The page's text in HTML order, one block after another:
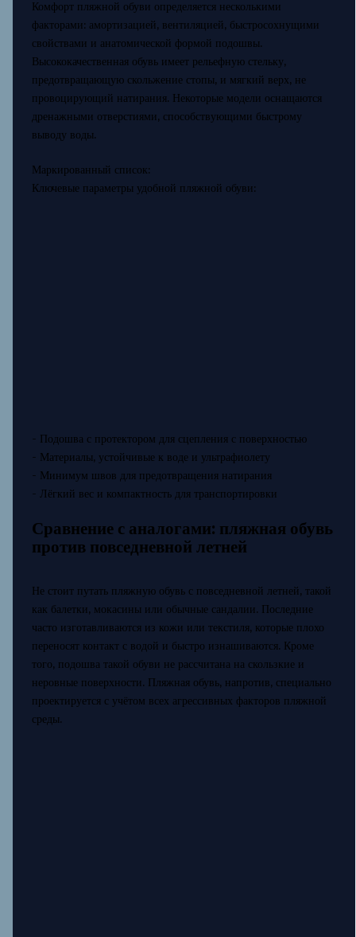
Комфорт пляжной обуви определяется несколькими
факторами: амортизацией, вентиляцией, быстросохнущими
свойствами и анатомической формой подошвы.
Высококачественная обувь имеет рельефную стельку,
предотвращающую скольжение стопы, и мягкий верх, не
провоцирующий натирания. Некоторые модели оснащаются
дренажными отверстиями, способствующими быстрому
выводу воды.
Маркированный список:
Ключевые параметры удобной пляжной обуви:
- Подошва с протектором для сцепления с поверхностью
- Материалы, устойчивые к воде и ультрафиолету
- Минимум швов для предотвращения натирания
- Лёгкий вес и компактность для транспортировки
Сравнение с аналогами: пляжная обувь
против повседневной летней
Не стоит путать пляжную обувь с повседневной летней, такой
как балетки, мокасины или обычные сандалии. Последние
часто изготавливаются из кожи или текстиля, которые плохо
переносят контакт с водой и быстро изнашиваются. Кроме
того, подошва такой обуви не рассчитана на скользкие и
неровные поверхности. Пляжная обувь, напротив, специально
проектируется с учётом всех агрессивных факторов пляжной
среды.